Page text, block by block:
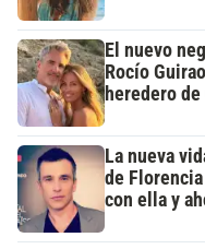
El nuevo
Rocío
heredero
La nueva
de
con ella y